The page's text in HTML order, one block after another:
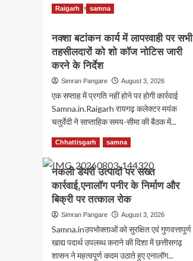
Read MoreRead
CGPSC
ने
जारी
सूबेदार,उप
निरीक्षक
संवर्ग
एवं
कमांडर
के
संशोधित
अंतिम
मॉडल
Raigarh samna
नक्शा बटांकन कार्य में लापरवाही पर सभी
तहसीलदारों को शो कॉज नोटिस जारी
करने के निर्देश
Simran Pangare August 3, 2026
एक सप्ताह में प्रगति नहीं होने पर होगी कार्रवाई
Samna.in.Raigarh रायगढ़ कलेक्टर मयंक
चतुर्वेदी ने साप्ताहिक समय-सीमा की बैठक में...
Read MoreRead
about
नक्शा
बटांकन
कार्य
लापरवाही
पर
सभी
तहसीलदारों
Chhattisgarh samna
नकली डेयरी उत्पादों पर सख्त
कार्रवाई,एनालॉग पनीर के निर्माण और
बिक्री पर तत्काल रोक
Simran Pangare August 3, 2026
Samna.inउपभोक्ताओं को सुरक्षित एवं गुणवत्तापूर्ण
खाद्य पदार्थ उपलब्ध कराने की दिशा में छत्तीसगढ़
शासन ने महत्वपूर्ण कदम उठाते हुए एनालॉग...